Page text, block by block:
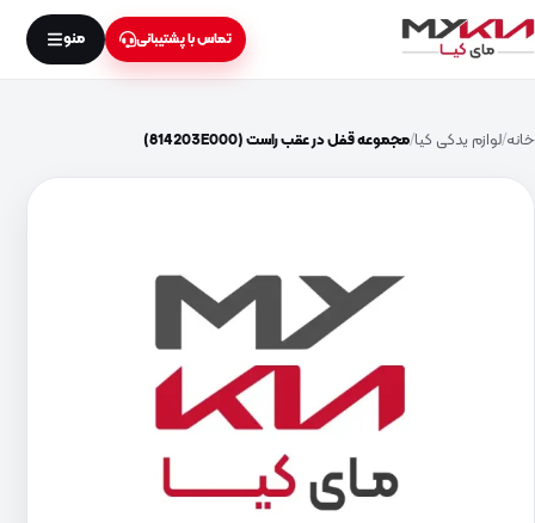
تماس با پشتیبانی منو
خانه لوازم یدکی کیا مجموعه قفل در عقب راست (814203E000)